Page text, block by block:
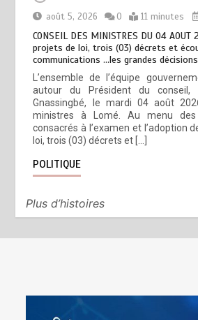
août 5, 2026
0 11 minutes
CONSEIL DES MINISTRES DU 04
projets de loi, trois (03) décrets et
communications …les grandes
L’ensemble de l’équipe
autour du Président du conseil,
Gnassingbé, le mardi 04 août
ministres à Lomé. Au menu
consacrés à l’examen et l’adoption
loi, trois (03) décrets et […]
POLITIQUE
Plus d’histoires